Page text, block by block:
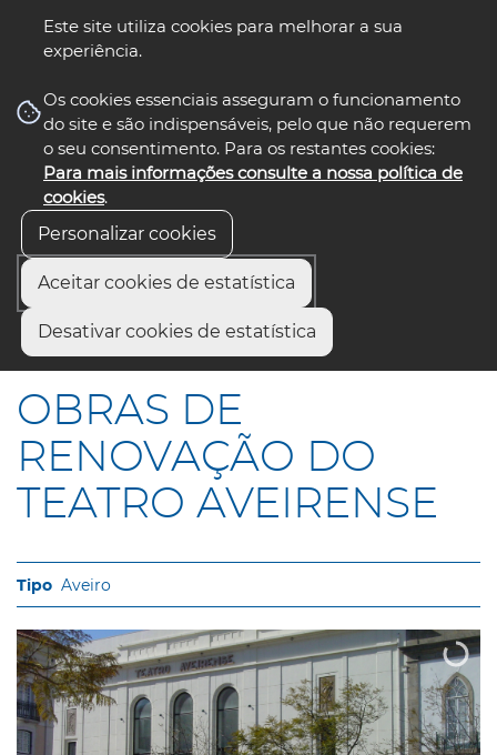
Este site utiliza cookies para melhorar a sua
experiência.
Os cookies essenciais asseguram o funcionamento
do site e são indispensáveis, pelo que não requerem
o seu consentimento. Para os restantes cookies:
Para mais informações consulte a nossa política de
cookies.
Personalizar cookies
Aceitar cookies de estatística
Desativar cookies de estatística
nos select language
Início
OBRAS DE RENOVAÇÃO DO TEATRO AVEIRENSE
OBRAS DE
RENOVAÇÃO DO
TEATRO AVEIRENSE
Aveiro